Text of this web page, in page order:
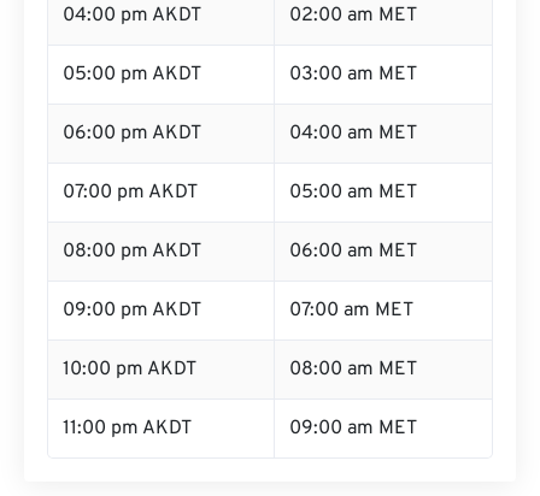
04:00 pm AKDT 02:00 am MET
05:00 pm AKDT 03:00 am MET
06:00 pm AKDT 04:00 am MET
07:00 pm AKDT 05:00 am MET
08:00 pm AKDT 06:00 am MET
09:00 pm AKDT 07:00 am MET
10:00 pm AKDT 08:00 am MET
11:00 pm AKDT 09:00 am MET